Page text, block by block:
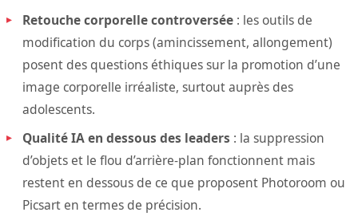
Retouche corporelle controversée : les outils de
modification du corps (amincissement, allongement)
posent des questions éthiques sur la promotion d’une
image corporelle irréaliste, surtout auprès des
adolescents.
Qualité IA en dessous des leaders : la suppression
d’objets et le flou d’arrière-plan fonctionnent mais
restent en dessous de ce que proposent Photoroom ou
Picsart en termes de précision.